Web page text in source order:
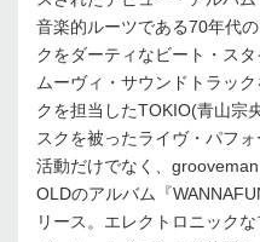
音楽的ルーツである70年代
クをダーティなビート・ス
ムーヴィ・サウンドトラッ
クを担当したTOKIO(青山宗
スクを被ったライヴ・パフ
活動だけでなく、
OLDのアルバム『
リース。エレクトロニック